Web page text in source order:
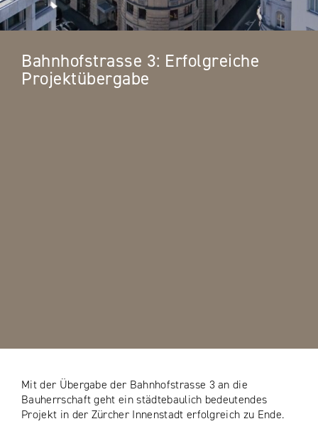
Bahnhofstrasse 3: Erfolgreiche
Projektübergabe
Mit der Übergabe der Bahnhofstrasse 3 an die
Bauherrschaft geht ein städtebaulich bedeutendes
Projekt in der Zürcher Innenstadt erfolgreich zu Ende.